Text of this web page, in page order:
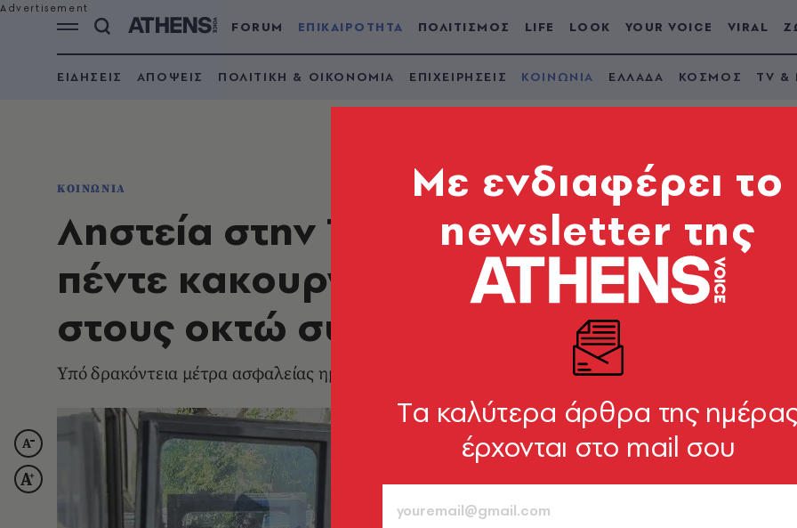
FORUM ΕΠΙΚΑΙΡΟΤΗΤΑ ΠΟΛΙΤΙΣΜΟΣ LIFE LOOK YOUR VOICE VIRAL
ΕΙΔΗΣΕΙΣ ΑΠΟΨΕΙΣ ΠΟΛΙΤΙΚΗ & ΟΙΚΟΝΟΜΙΑ ΕΠΙΧΕΙΡΗΣΕΙΣ ΚΟΙΝΩΝΙΑ ΕΛΛΑΔΑ ΚΟΣΜΟΣ TV &
ΚΟΙΝΩΝΙΑ
Ληστεία στην Τιθορέα: Ποινική δίωξη
πέντε κακουργήματα και έξι
στους οκτώ συλληφθέντες
Υπό δρακόντεια μέτρα ασφαλείας ημεταγωγή τους
Mε ενδιαφέρει το
newsletter της
Tα καλύτερα άρθρα της
έρχονται στο mail σου